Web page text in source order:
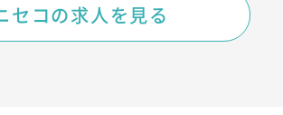
セコの求人を見る